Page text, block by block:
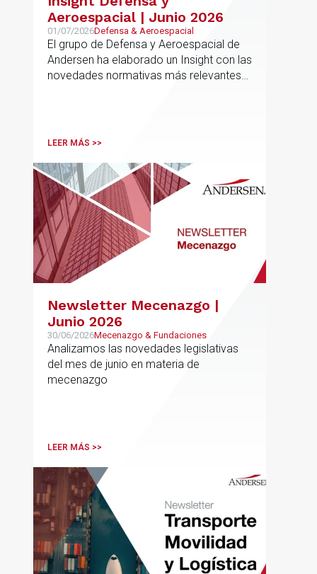
Aeroespacial | Junio 2026
01/07/2026Defensa & Aeroespacial
El grupo de Defensa y Aeroespacial de
Andersen ha elaborado un Insight con las
novedades normativas más relevantes
LEER MÁS >>
Newsletter Mecenazgo |
Junio 2026
30/06/2026Mecenazgo & Fundaciones
Analizamos las novedades legislativas
del mes de junio en materia de
mecenazgo
LEER MÁS >>